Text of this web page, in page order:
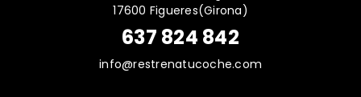
17600 Figueres(Girona)
637 824 842
info@restrenatucoche.com